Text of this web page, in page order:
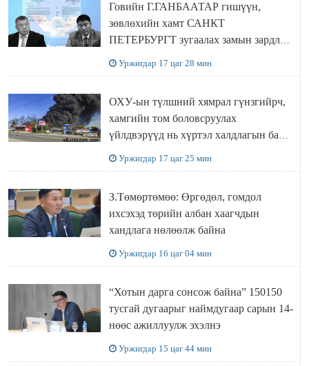
Говийн Г.ГАНБААТАР гишүүн,
зөвлөхийн хамт САНКТ
ПЕТЕРБУРГТ зугаалах замын зардлаа
Уржигдар 17 цаг 28 мин
ОХУ-ын түлшний хямрал гүнзгийрч,
хамгийн том боловсруулах
үйлдвэрүүд нь хүртэл халдлагын бай
Уржигдар 17 цаг 25 мин
З.Төмөртөмөө: Өргөдөл, гомдол
ихсэхэд төрийн албан хаагчдын
хандлага нөлөөлж байна
Уржигдар 16 цаг 04 мин
“Хотын дарга сонсож байна” 150150
тусгай дугаарыг наймдугаар сарын 14-
нөөс ажиллуулж эхэлнэ
Уржигдар 15 цаг 44 мин